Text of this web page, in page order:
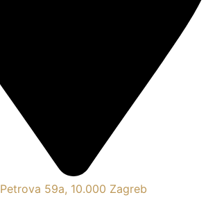
Petrova 59a, 10.000 Zagreb